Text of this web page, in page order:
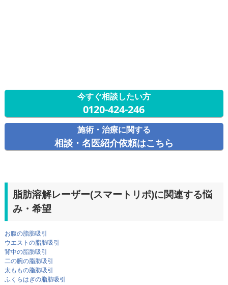
今すぐ相談したい方
0120-424-246
施術・治療に関する
相談・名医紹介依頼はこちら
脂肪溶解レーザー(スマートリポ)に関連する悩
み・希望
お腹の脂肪吸引
ウエストの脂肪吸引
背中の脂肪吸引
二の腕の脂肪吸引
太ももの脂肪吸引
ふくらはぎの脂肪吸引